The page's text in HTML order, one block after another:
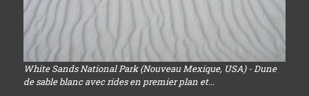
White Sands National Park (Nouveau Mexique, USA) - Dune
de sable blanc avec rides en premier plan et...